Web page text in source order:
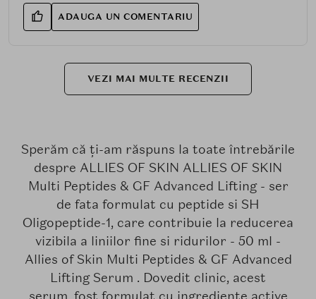
ADAUGA UN COMENTARIU
VEZI MAI MULTE RECENZII
Sperăm că ți-am răspuns la toate întrebările
despre ALLIES OF SKIN ALLIES OF SKIN
Multi Peptides & GF Advanced Lifting - ser
de fata formulat cu peptide si SH
Oligopeptide-1, care contribuie la reducerea
vizibila a liniilor fine si ridurilor - 50 ml -
Allies of Skin Multi Peptides & GF Advanced
Lifting Serum . Dovedit clinic, acest
serum fost formulat cu ingrediente active